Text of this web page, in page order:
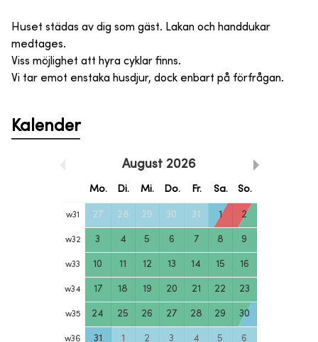
Huset städas av dig som gäst. Lakan och handdukar
medtages.
Viss möjlighet att hyra cyklar finns.
Vi tar emot enstaka husdjur, dock enbart på förfrågan.
Kalender
August 2026
Mo. Di. Mi. Do. Fr. Sa. So.
w31 27 28 29 30 31 1 2
w32 3 4 5 6 7 8 9
w33 10 11 12 13 14 15 16
w34 17 18 19 20 21 22 23
w35 24 25 26 27 28 29 30
w36 31 1 2 3 4 5 6